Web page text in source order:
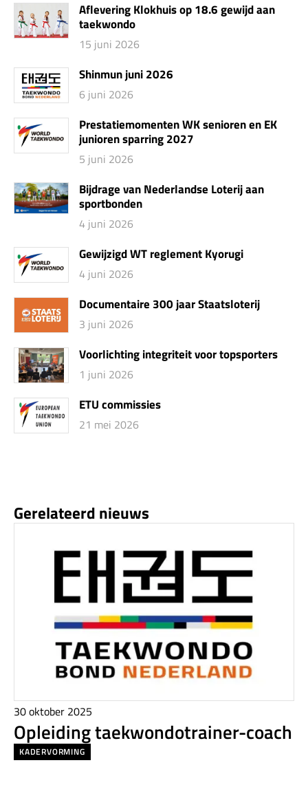
Aflevering Klokhuis op 18.6 gewijd aan
taekwondo
15 juni 2026
Shinmun juni 2026
6 juni 2026
Prestatiemomenten WK senioren en EK
junioren sparring 2027
5 juni 2026
Bijdrage van Nederlandse Loterij aan
sportbonden
4 juni 2026
Gewijzigd WT reglement Kyorugi
4 juni 2026
Documentaire 300 jaar Staatsloterij
3 juni 2026
Voorlichting integriteit voor topsporters
1 juni 2026
ETU commissies
21 mei 2026
Gerelateerd nieuws
30 oktober 2025
Opleiding taekwondotrainer-coach
KADERVORMING